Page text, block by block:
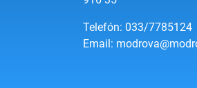
Telefón: 033/7785124
Email: